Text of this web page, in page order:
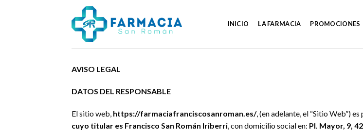
INICIO LA FARMACIA PROMOCIONES
AVISO LEGAL
DATOS DEL RESPONSABLE
El sitio web, https://farmaciafranciscosanroman.es/, (en adelante, el “Sitio Web”)
cuyo titular es Francisco San Román Iriberri , con domicilio social en: Pl. Mayor, 9,